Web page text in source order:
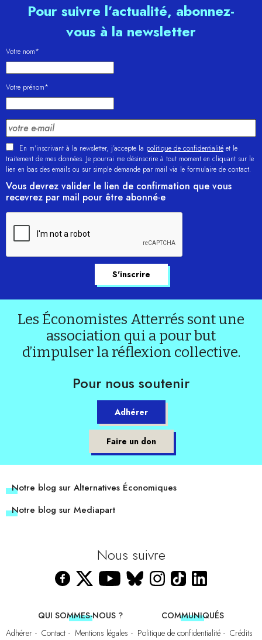
Pour suivre l’actualité, abonnez-
vous à la newsletter
Votre nom*
Votre prénom*
En m'inscrivant à la newsletter, j’accepte la politique de confidentialité et le
traitement de mes données. Je pourrai me désinscrire à tout moment en cliquant sur le
lien en bas des emails ou sur simple demande par mail via le formulaire de contact.
Vous devrez valider le lien de confirmation que vous
recevrez par mail pour être abonné·e
Les Économistes Atterrés sont une
association qui a pour but
d’impulser la réflexion collective.
Pour nous soutenir
Adhérer
Faire un don
Notre blog sur Alternatives Économiques
Notre blog sur Mediapart
Nous suivre
QUI SOMMES-NOUS ?
COMMUNIQUÉS
Adhérer
Contact Mentions légales Politique de confidentialité
Crédits